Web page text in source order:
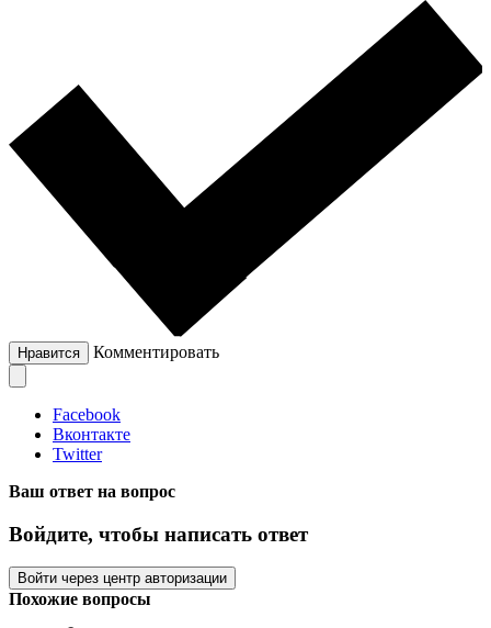
Нравится Комментировать
Facebook
Вконтакте
Twitter
Ваш ответ на вопрос
Войдите, чтобы написать ответ
Войти через центр авторизации
Похожие вопросы